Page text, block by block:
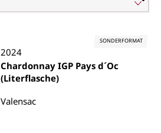
SONDERFORMAT
2024
Chardonnay IGP Pays d´Oc
(Literflasche)
Valensac